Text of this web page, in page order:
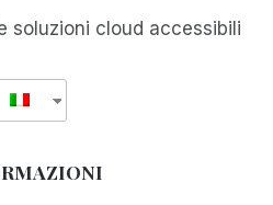
soluzioni cloud accessibili